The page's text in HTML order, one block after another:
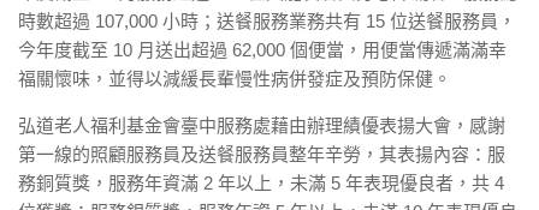
時數超過 107,000 小時；送餐服務業務共有 15 位送餐服務員，
今年度截至 10 月送出超過 62,000 個便當，用便當傳遞滿滿幸
福關懷味，並得以減緩長輩慢性病併發症及預防保健。
弘道老人福利基金會臺中服務處藉由辦理績優表揚大會，感謝
第一線的照顧服務員及送餐服務員整年辛勞，其表揚內容：服
務銅質獎，服務年資滿 2 年以上，未滿 5 年表現優良者，共 4